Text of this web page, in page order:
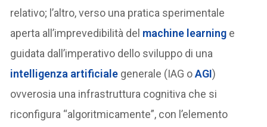
relativo; l’altro, verso una pratica sperimentale
aperta all’imprevedibilità del machine learning e
guidata dall’imperativo dello sviluppo di una
intelligenza artificiale generale (IAG oAGI)
ovverosia una infrastruttura cognitiva che si
riconfigura “algoritmicamente”, con l’elemento